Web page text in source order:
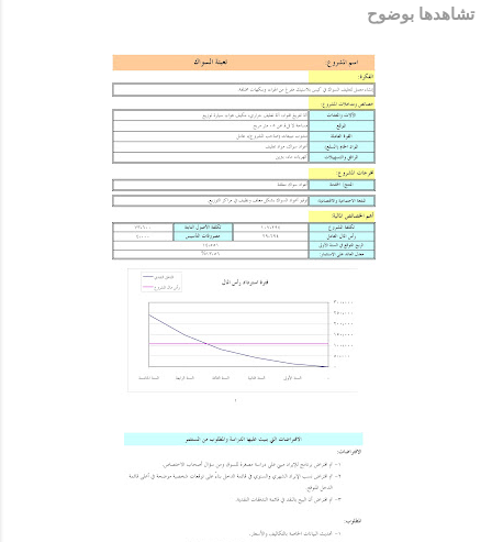
تشاهدها بوضوح